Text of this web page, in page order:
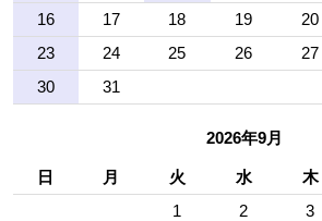
16
17 18 19 20
23
24 25 26 27
30
31
2026年9月
日 月 火 水 木
1
2 3